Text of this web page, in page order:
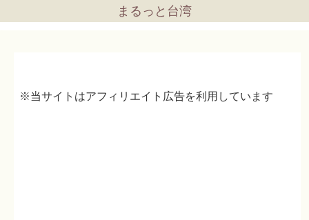
まるっと台湾
※当サイトはアフィリエイト広告を利用しています